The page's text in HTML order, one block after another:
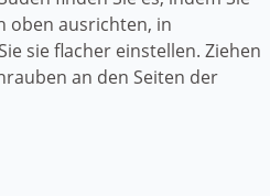
oben ausrichten, in
sie flacher einstellen. Ziehen
an den Seiten der